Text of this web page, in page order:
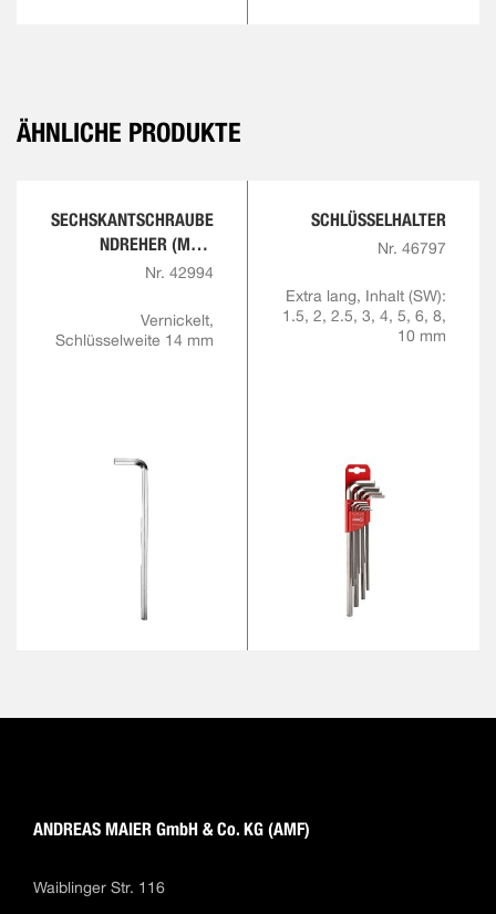
ÄHNLICHE PRODUKTE
SECHSKANTSCHRAUBE
NDREHER (MM),
EXTRA LANGE
Nr. 42994
Vernickelt,
Schlüsselweite 14 mm
SCHLÜSSELHALTER
Nr. 46797
Extra lang, Inhalt (SW):
1.5, 2, 2.5, 3, 4, 5, 6, 8,
10 mm
ANDREAS MAIER GmbH & Co. KG (AMF)
Waiblinger Str. 116